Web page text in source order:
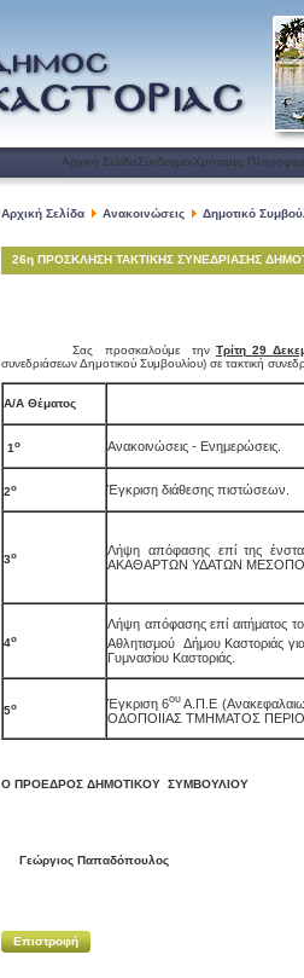
Αρχική ΣελίδαΣύνδεσμοιΧρήσιμες
Αρχική Σελίδα Ανακοινώσεις Δημοτικό
26η ΠΡΟΣΚΛΗΣΗ ΤΑΚΤΙΚΗΣ ΣΥΝΕΔΡΙΑΣΗΣ
Σας προσκαλούμε την Τρίτη 29
συνεδριάσεων Δημοτικού Συμβουλίου) σε τακτική
Α/Α Θέματος
1ο Ανακοινώσεις - Ενημερώσεις.
2ο Έγκριση διάθεσης πιστώσεων.
3ο
Λήψη απόφασης επί της
ΑΚΑΘΑΡΤΩΝ ΥΔΑΤΩΝ
4ο
Λήψη απόφασης επί αιτήματος
Αθλητισμού Δήμου Καστοριάς
Γυμνασίου Καστοριάς.
5ο Έγκριση 6ουΑ.Π.Ε
ΟΔΟΠΟΙΙΑΣ ΤΜΗΜΑΤΟΣ
Ο ΠΡΟΕΔΡΟΣ ΔΗΜΟΤΙΚΟΥ ΣΥΜΒΟΥΛΙΟΥ
Γεώργιος Παπαδόπουλος